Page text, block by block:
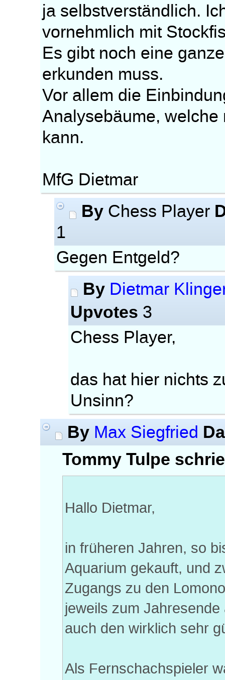
ja selbstverständlich.
vornehmlich mit
Es gibt noch eine
erkunden muss.
Vor allem die
Analysebäume,
kann.
MfG Dietmar
By Chess Player
1
Gegen Entgeld?
By Dietmar
Upvotes 3
Chess Player,
das hat hier nichts
Unsinn?
By Max Siegfried
Tommy Tulpe
Hallo Dietmar,
in früheren Jahren, so
Aquarium gekauft, und
Zugangs zu den
jeweils zum
auch den wirklich sehr
Als Fernschachspieler